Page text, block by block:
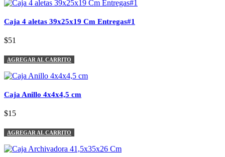
Caja 4 aletas 39x25x19 Cm Entregas#1
$51
AGREGAR AL CARRITO
Caja Anillo 4x4x4,5 cm
$15
AGREGAR AL CARRITO